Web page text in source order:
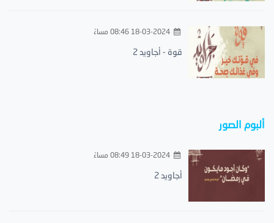
18-03-2024 08:46 مساءً
قوة - أجاويد 2
ألبوم الصور
18-03-2024 08:49 مساءً
أجاويد 2